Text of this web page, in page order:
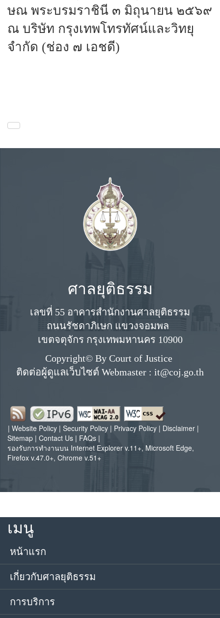
ษณ พระบรมราชินี ๓ มิถุนายน ๒๕๖๙
ณ บริษัท กรุงเทพโทรทัศน์และวิทยุ
จำกัด (ช่อง ๗ เอชดี)
ศาลยุติธรรม
เลขที่ 55 อาคารสำนักงานศาลยุติธรรม
ถนนรัชดาภิเษก แขวงจอมพล
เขตจตุจักร กรุงเทพมหานคร 10900
Copyright© By Court of Justice
ติดต่อผู้ดูแลเว็บไซต์ Webmaster : it@coj.go.th
| Website Policy | Security Policy | Privacy Policy | Disclaimer |
Sitemap | Contact Us | FAQs |
รองรับการทำงานบน Internet Explorer v.11+, Microsoft Edge,
Firefox v.47.0+, Chrome v.51+
เมนู
หน้าแรก
เกี่ยวกับศาลยุติธรรม
การบริการ